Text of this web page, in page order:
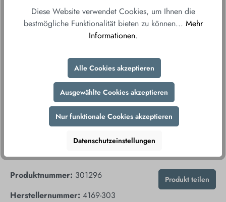
nach Hause.
Fair & sicher bestellen
verschlüsselte Datenübertragung gewährleisten wir
Ihnen ein sorgenfreies Einkaufserlebnis.
Produkt teilen
Produktnummer: 301296
Herstellernummer: 4169-303
Diese Website verwendet Cookies, um Ihnen die
bestmögliche Funktionalität bieten zu können... Mehr
Informationen.
Alle Cookies akzeptieren
Ausgewählte Cookies akzeptieren
Nur funktionale Cookies akzeptieren
Datenschutzeinstellungen